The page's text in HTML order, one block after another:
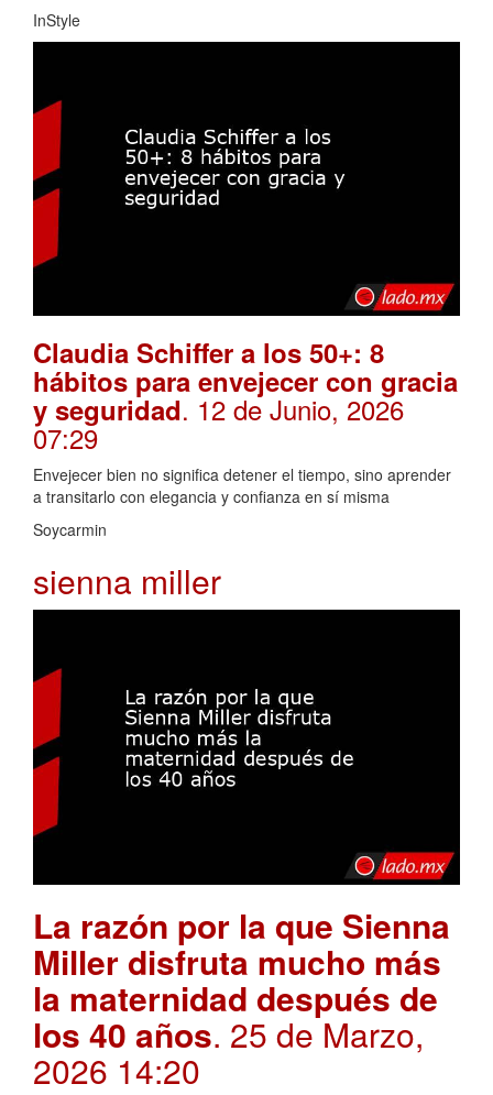
InStyle
Claudia Schiffer a los 50+: 8
hábitos para envejecer con gracia
y seguridad. 12 de Junio, 2026
07:29
Envejecer bien no significa detener el tiempo, sino aprender
a transitarlo con elegancia y confianza en sí misma
Soycarmin
sienna miller
La razón por la que Sienna
Miller disfruta mucho más
la maternidad después de
los 40 años. 25 de Marzo,
2026 14:20